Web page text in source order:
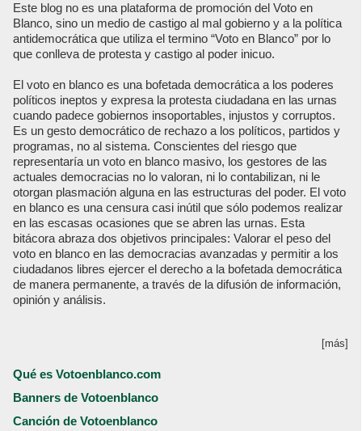
Este blog no es una plataforma de promoción del Voto en
Blanco, sino un medio de castigo al mal gobierno y a la política
antidemocrática que utiliza el termino “Voto en Blanco” por lo
que conlleva de protesta y castigo al poder inicuo.
El voto en blanco es una bofetada democrática a los poderes
políticos ineptos y expresa la protesta ciudadana en las urnas
cuando padece gobiernos insoportables, injustos y corruptos.
Es un gesto democrático de rechazo a los políticos, partidos y
programas, no al sistema. Conscientes del riesgo que
representaría un voto en blanco masivo, los gestores de las
actuales democracias no lo valoran, ni lo contabilizan, ni le
otorgan plasmación alguna en las estructuras del poder. El voto
en blanco es una censura casi inútil que sólo podemos realizar
en las escasas ocasiones que se abren las urnas. Esta
bitácora abraza dos objetivos principales: Valorar el peso del
voto en blanco en las democracias avanzadas y permitir a los
ciudadanos libres ejercer el derecho a la bofetada democrática
de manera permanente, a través de la difusión de información,
opinión y análisis.
[más]
Qué es Votoenblanco.com
Banners de Votoenblanco
Canción de Votoenblanco